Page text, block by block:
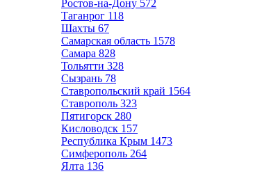
Ростов-на-Дону 572
Таганрог 118
Шахты 67
Самарская область 1578
Самара 828
Тольятти 328
Сызрань 78
Ставропольский край 1564
Ставрополь 323
Пятигорск 280
Кисловодск 157
Республика Крым 1473
Симферополь 264
Ялта 136